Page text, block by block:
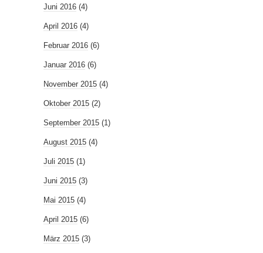
Juni 2016 (4)
April 2016 (4)
Februar 2016 (6)
Januar 2016 (6)
November 2015 (4)
Oktober 2015 (2)
September 2015 (1)
August 2015 (4)
Juli 2015 (1)
Juni 2015 (3)
Mai 2015 (4)
April 2015 (6)
März 2015 (3)